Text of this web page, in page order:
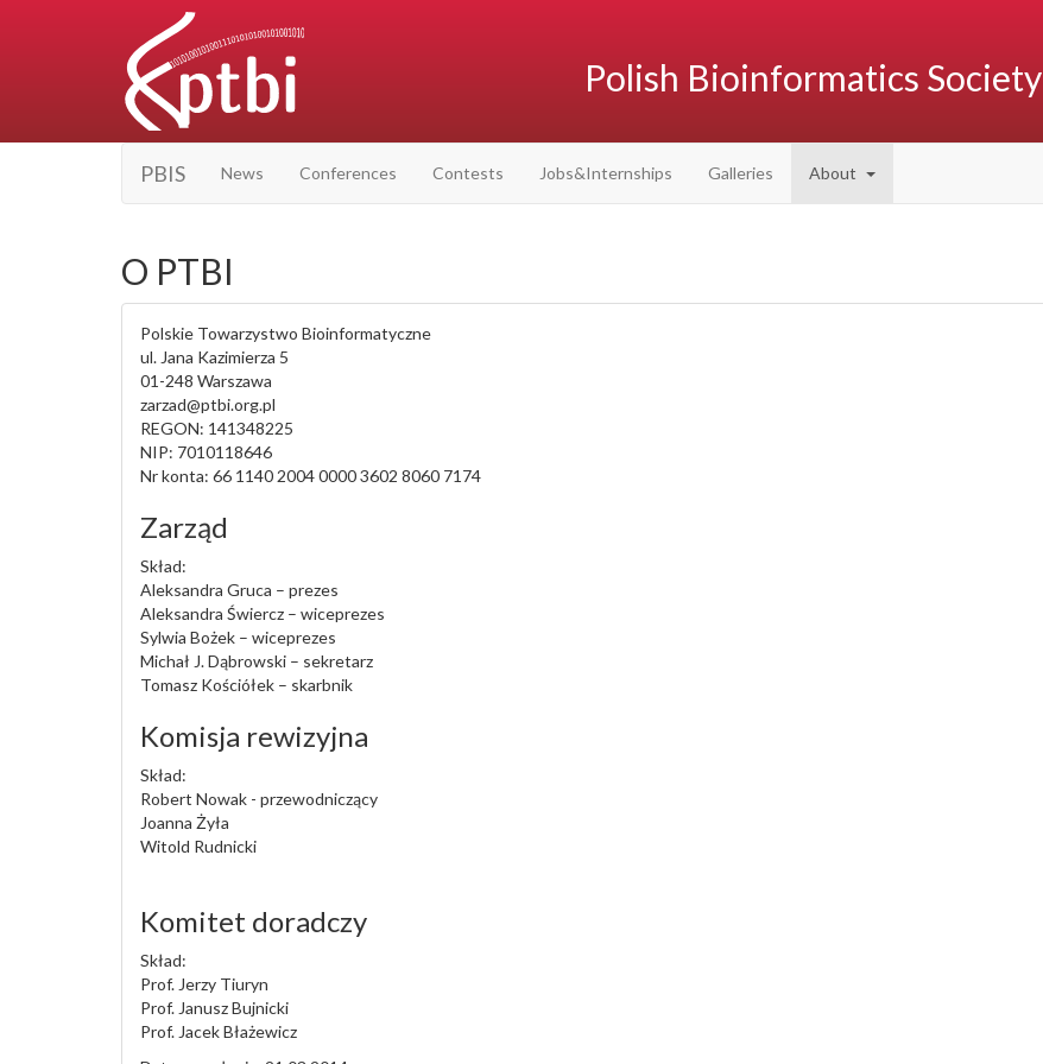
Polish Bioinformatics Society
PBIS News Conferences Contests Jobs&Internships Galleries About
O PTBI
Polskie Towarzystwo Bioinformatyczne
ul. Jana Kazimierza 5
01-248 Warszawa
zarzad@ptbi.org.pl
REGON: 141348225
NIP: 7010118646
Nr konta: 66 1140 2004 0000 3602 8060 7174
Zarząd
Skład:
Aleksandra Gruca – prezes
Aleksandra Świercz – wiceprezes
Sylwia Bożek – wiceprezes
Michał J. Dąbrowski – sekretarz
Tomasz Kościółek – skarbnik
Komisja rewizyjna
Skład:
Robert Nowak - przewodniczący
Joanna Żyła
Witold Rudnicki
Komitet doradczy
Skład:
Prof. Jerzy Tiuryn
Prof. Janusz Bujnicki
Prof. Jacek Błażewicz